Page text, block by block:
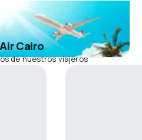
Cairo
de nuestros viajeros